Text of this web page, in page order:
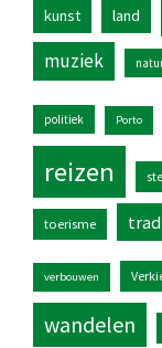
kunst land
muziek
politiek Porto
reizen
toerisme
verbouwen
wandelen